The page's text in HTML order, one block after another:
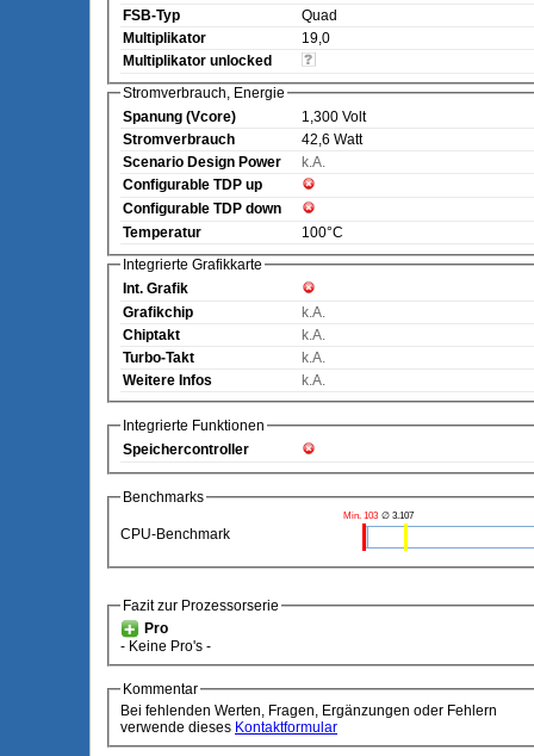
FSB-Typ
Quad
Multiplikator
19,0
Multiplikator unlocked
Stromverbrauch, Energie
Spanung (Vcore)
1,300 Volt
Stromverbrauch
42,6 Watt
Scenario Design Power
k.A.
Configurable TDP up
Configurable TDP down
Temperatur
100°C
Integrierte Grafikkarte
Int. Grafik
Grafikchip
k.A.
Chiptakt
k.A.
Turbo-Takt
k.A.
Weitere Infos
k.A.
Integrierte Funktionen
Speichercontroller
Benchmarks
CPU-Benchmark
Min. 103 ∅ 3.107
Fazit zur Prozessorserie
Pro
- Keine Pro's -
Kommentar
Bei fehlenden Werten, Fragen, Ergänzungen oder Fehlern
verwende dieses Kontaktformular